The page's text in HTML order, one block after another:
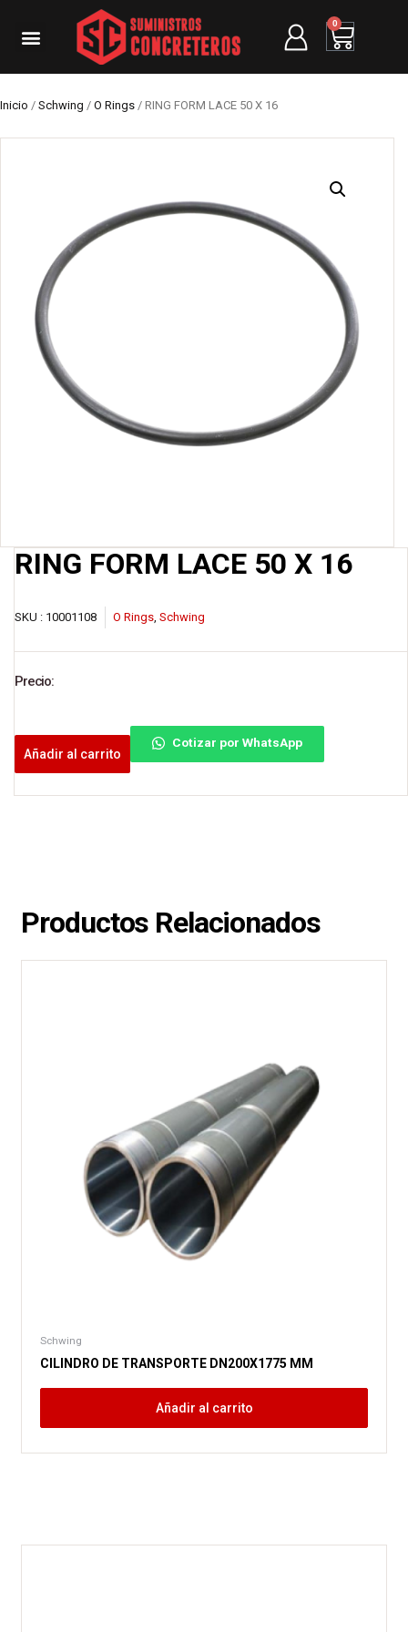
0
Inicio / Schwing / O Rings / RING FORM LACE 50 X 16
RING FORM LACE 50 X 16
SKU : 10001108 O Rings Schwing
Precio:
Añadir al carrito
Cotizar por WhatsApp
Productos Relacionados
Schwing
CILINDRO DE TRANSPORTE DN200X1775 MM
Añadir al carrito